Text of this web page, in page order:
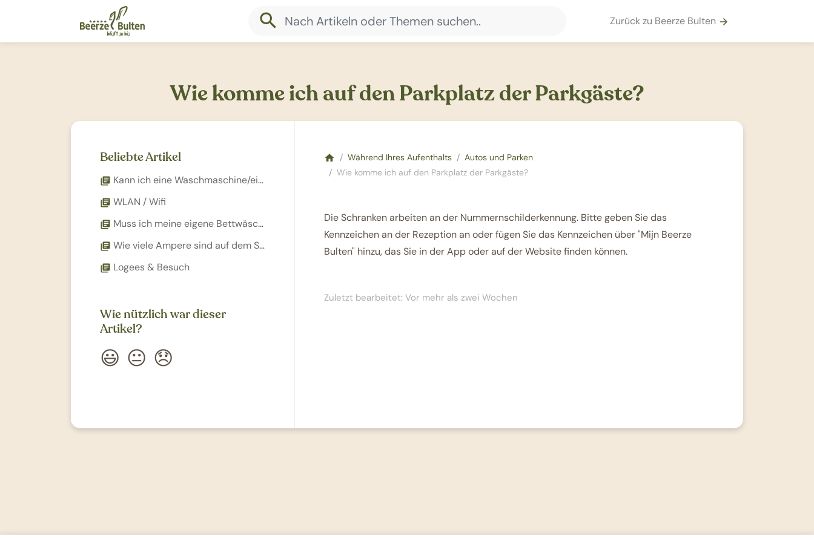
search Zurück zu Beerze Bulten arrow_forward
Wie komme ich auf den Parkplatz der Parkgäste?
Beliebte Artikel
library_books Kann ich eine Waschmaschine/einen Trockner benutzen?
library_books WLAN / Wifi
library_books Muss ich meine eigene Bettwäsche mitbringen?
library_books Wie viele Ampere sind auf dem Stellplatz verfügbar?
library_books Logees & Besuch
Wie nützlich war dieser
Artikel?
😃 😐 😞
home Während Ihres Aufenthalts
Autos und Parken
Wie komme ich auf den Parkplatz der Parkgäste?
Die Schranken arbeiten an der Nummernschilderkennung. Bitte geben Sie das
Kennzeichen an der Rezeption an oder fügen Sie das Kennzeichen über "Mijn Beerze
Bulten" hinzu, das Sie in der App oder auf der Website finden können.
Zuletzt bearbeitet: Vor mehr als zwei Wochen